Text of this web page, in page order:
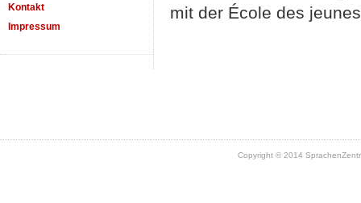
Kontakt
Impressum
mit der École des
Copyright © 2014